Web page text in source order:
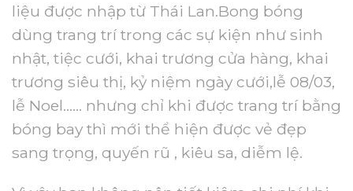
liệu được nhập từ Thái Lan.Bong bóng
dùng trang trí trong các sự kiện như sinh
nhật, tiệc cưới, khai trương cửa hàng, khai
trương siêu thị, kỷ niệm ngày cưới,lễ 08/03,
lễ Noel…… nhưng chỉ khi được trang trí bằng
bóng bay thì mới thể hiện được vẻ đẹp
sang trọng, quyến rũ , kiêu sa, diễm lệ.